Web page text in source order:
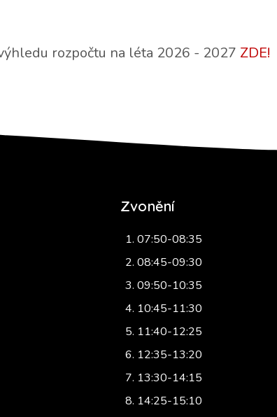
rozpočtu na léta 2026 - 2027 ZDE!
Zvonění
07:50-08:35
08:45-09:30
09:50-10:35
10:45-11:30
11:40-12:25
12:35-13:20
13:30-14:15
14:25-15:10